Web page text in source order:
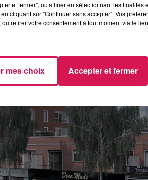
et fermer", ou affiner en sélectionnant les finalités
cliquant sur "Continuer sans accepter". Vos
retirer votre consentement à tout moment via le
mes choix Accepter et fermer